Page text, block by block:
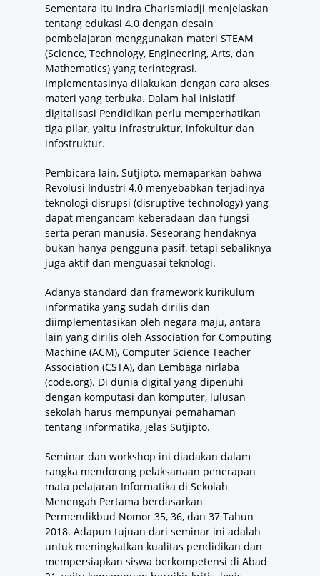
Sementara itu Indra Charismiadji menjelaskan
tentang edukasi 4.0 dengan desain
pembelajaran menggunakan materi STEAM
(Science, Technology, Engineering, Arts, dan
Mathematics) yang terintegrasi.
Implementasinya dilakukan dengan cara akses
materi yang terbuka. Dalam hal inisiatif
digitalisasi Pendidikan perlu memperhatikan
tiga pilar, yaitu infrastruktur, infokultur dan
infostruktur.
Pembicara lain, Sutjipto, memaparkan bahwa
Revolusi Industri 4.0 menyebabkan terjadinya
teknologi disrupsi (disruptive technology) yang
dapat mengancam keberadaan dan fungsi
serta peran manusia. Seseorang hendaknya
bukan hanya pengguna pasif, tetapi sebaliknya
juga aktif dan menguasai teknologi.
Adanya standard dan framework kurikulum
informatika yang sudah dirilis dan
diimplementasikan oleh negara maju, antara
lain yang dirilis oleh Association for Computing
Machine (ACM), Computer Science Teacher
Association (CSTA), dan Lembaga nirlaba
(code.org). Di dunia digital yang dipenuhi
dengan komputasi dan komputer, lulusan
sekolah harus mempunyai pemahaman
tentang informatika, jelas Sutjipto.
Seminar dan workshop ini diadakan dalam
rangka mendorong pelaksanaan penerapan
mata pelajaran Informatika di Sekolah
Menengah Pertama berdasarkan
Permendikbud Nomor 35, 36, dan 37 Tahun
2018. Adapun tujuan dari seminar ini adalah
untuk meningkatkan kualitas pendidikan dan
mempersiapkan siswa berkompetensi di Abad